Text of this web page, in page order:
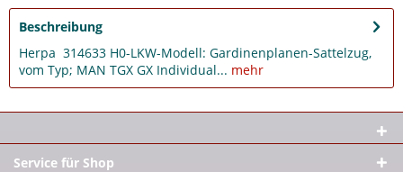
Beschreibung
Herpa 314633 H0-LKW-Modell: Gardinenplanen-Sattelzug,
vom Typ; MAN TGX GX Individual... mehr
Service für Shop